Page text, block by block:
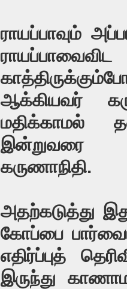
ராயப்பாவும்
ஆக்கியவர்
மதிக்காமல்
இன்றுவரை
கருணாநிதி.
அதற்கடுத்து
கோப்பை
எதிர்ப்புத்
இருந்து